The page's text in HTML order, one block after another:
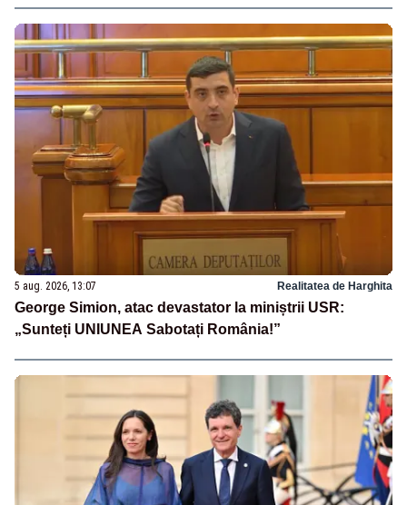
5 aug. 2026, 13:07 Realitatea de Harghita
George Simion, atac devastator la miniștrii USR:
„Sunteți UNIUNEA Sabotați România!”